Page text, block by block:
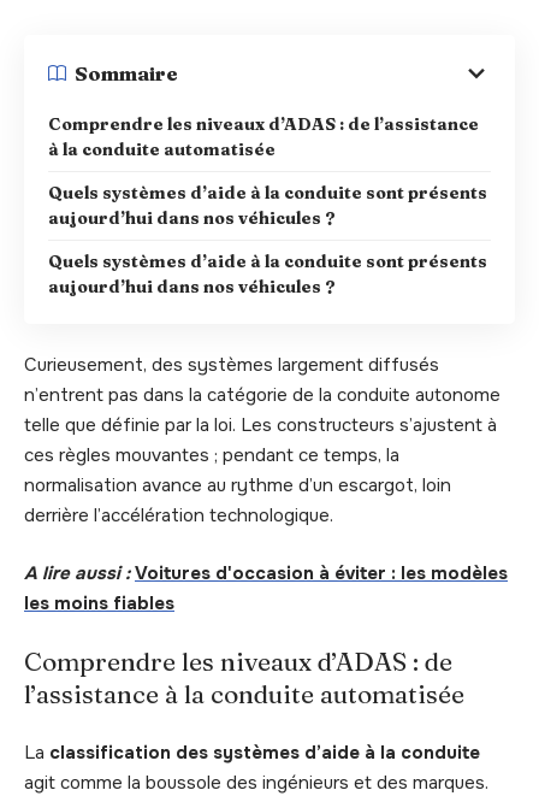
Sommaire
Comprendre les niveaux d’ADAS : de l’assistance
à la conduite automatisée
Quels systèmes d’aide à la conduite sont présents
aujourd’hui dans nos véhicules ?
Quels systèmes d’aide à la conduite sont présents
aujourd’hui dans nos véhicules ?
Curieusement, des systèmes largement diffusés
n’entrent pas dans la catégorie de la conduite autonome
telle que définie par la loi. Les constructeurs s’ajustent à
ces règles mouvantes ; pendant ce temps, la
normalisation avance au rythme d’un escargot, loin
derrière l’accélération technologique.
A lire aussi : Voitures d'occasion à éviter : les modèles
les moins fiables
Comprendre les niveaux d’ADAS : de
l’assistance à la conduite automatisée
La classification des systèmes d’aide à la conduite
agit comme la boussole des ingénieurs et des marques.